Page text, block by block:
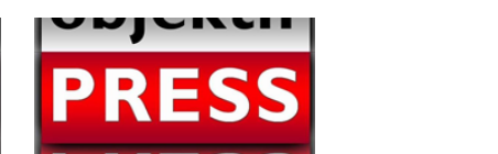
Mersin’den Şanlıurfa’ya satmak amacıyla
uyuşturucu madde tedarik ettiği tespit
edilen (2) şüpheli şahıs, yapılan takip
sonucunda Şanlıurfa İl Jandarma
Komutanlığı Otoyol sorumluluk alanında
durdurulmuş ve yapılan aramada;